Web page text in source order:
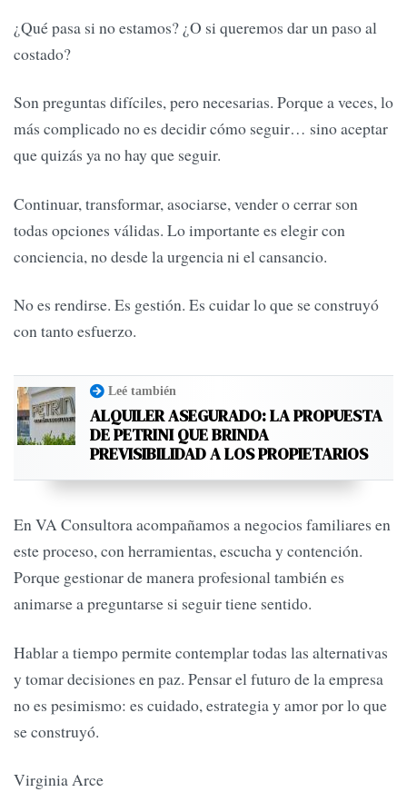
¿Qué pasa si no estamos? ¿O si queremos dar un paso al
costado?
Son preguntas difíciles, pero necesarias. Porque a veces, lo
más complicado no es decidir cómo seguir… sino aceptar
que quizás ya no hay que seguir.
Continuar, transformar, asociarse, vender o cerrar son
todas opciones válidas. Lo importante es elegir con
conciencia, no desde la urgencia ni el cansancio.
No es rendirse. Es gestión. Es cuidar lo que se construyó
con tanto esfuerzo.
Leé también
ALQUILER ASEGURADO: LA PROPUESTA
DE PETRINI QUE BRINDA
PREVISIBILIDAD A LOS PROPIETARIOS
En VA Consultora acompañamos a negocios familiares en
este proceso, con herramientas, escucha y contención.
Porque gestionar de manera profesional también es
animarse a preguntarse si seguir tiene sentido.
Hablar a tiempo permite contemplar todas las alternativas
y tomar decisiones en paz. Pensar el futuro de la empresa
no es pesimismo: es cuidado, estrategia y amor por lo que
se construyó.
Virginia Arce